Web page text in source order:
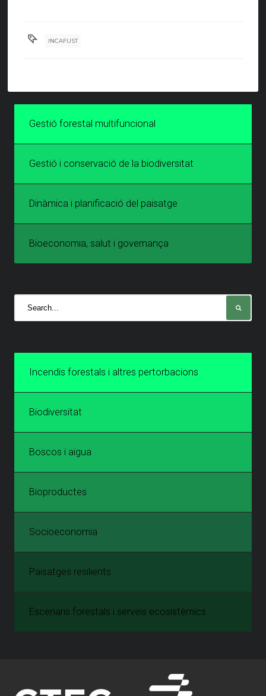
INCAFUST
Gestió forestal multifuncional
Gestió i conservació de la biodiversitat
Dinàmica i planificació del paisatge
Bioeconomia, salut i governança
Incendis forestals i altres pertorbacions
Biodiversitat
Boscos i aigua
Bioproductes
Socioeconomia
Paisatges resilients
Escenaris forestals i serveis ecosistèmics